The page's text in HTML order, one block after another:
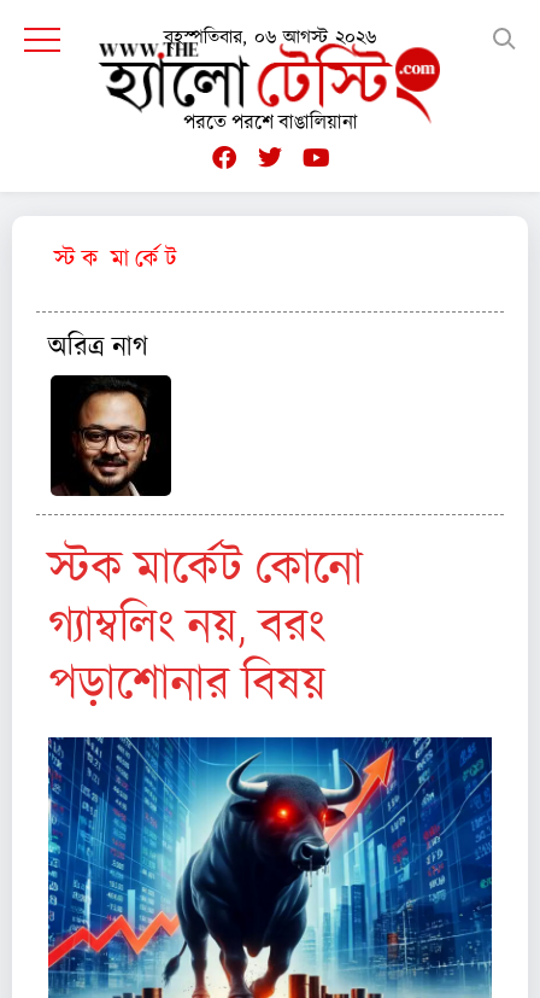
বৃহস্পতিবার, ০৬ আগস্ট ২০২৬
পরতে পরশে বাঙালিয়ানা
স্ট ক মা র্কে ট
অরিত্র নাগ
স্টক মার্কেট কোনো
গ্যাম্বলিং নয়, বরং
পড়াশোনার বিষয়